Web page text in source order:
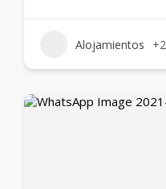
Alojamientos +2